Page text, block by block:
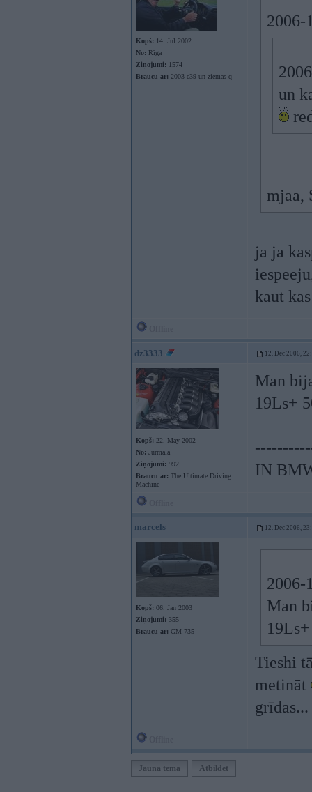
Kopš: 14. Jul 2002
No: Rīga
Ziņojumi: 1574
Braucu ar: 2003 e39 un ziemas q
2006-
un
mjaa,
ja ja
kaut
dz3333 12. Dec 2006,
Kopš: 22. May 2002
No: Jūrmala
Ziņojumi: 992
Braucu ar: The Ultimate Driving
Machine
Man
19Ls+
IN
marcels 12. Dec 2006,
Kopš: 06. Jan 2003
Ziņojumi: 355
Braucu ar: GM-735
2006-
Man
Tieshi
metināt
grīdas...
Jauna tēma Atbildēt